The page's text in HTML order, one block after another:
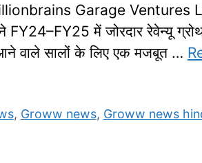
Garage Ventures
में जोरदार रेवेन्यू
वाले सालों के लिए एक मजबूत …
, Groww news, Groww news